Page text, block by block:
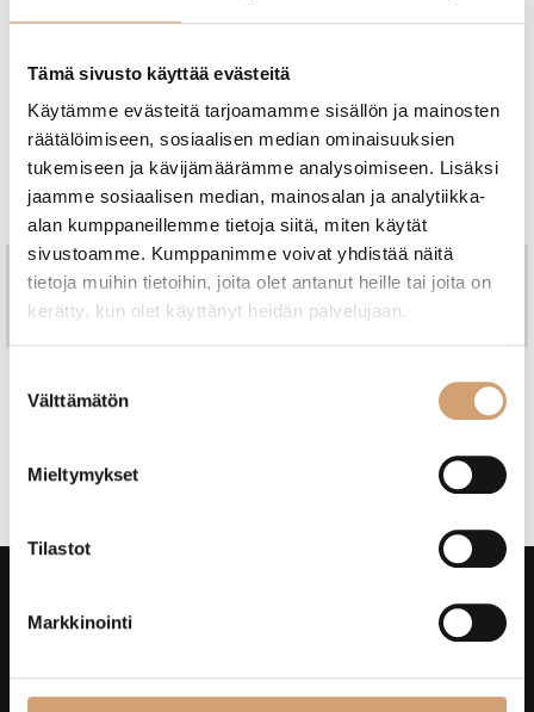
Tämä sivusto käyttää evästeitä
Käytämme evästeitä tarjoamamme sisällön ja mainosten
räätälöimiseen, sosiaalisen median ominaisuuksien
tukemiseen ja kävijämäärämme analysoimiseen. Lisäksi
jaamme sosiaalisen median, mainosalan ja analytiikka-
alan kumppaneillemme tietoja siitä, miten käytät
sivustoamme. Kumppanimme voivat yhdistää näitä
tietoja muihin tietoihin, joita olet antanut heille tai joita on
kerätty, kun olet käyttänyt heidän palvelujaan.
valinta
Välttämätön
Mieltymykset
Tilastot
Markkinointi
2015. Tuotteissa käytetään lehmännahkaa, sekä pehmeää
puhvelinnahkaa, jossa on erityiskäsittely, jolla nahka saadaan
kevyeksi ja kestäväksi. Tuotevalikoimaan kuuluu mm. nahkaiset
esiliinat, veitsilaukut, patakintaat ja patalaput.
Jo vuodesta 1997
Kotimainen perheyritys
Nopeat toimitukset, omasta
Ammattitaitoinen asiakaspalvelu
Etusivu/ Valmistajat / Xapron
Kategoriassa ei ole vielä tuotteita.
Chez Marius Oy
Chez Marius Verkkokauppa
Itälahdenkatu 23 a,